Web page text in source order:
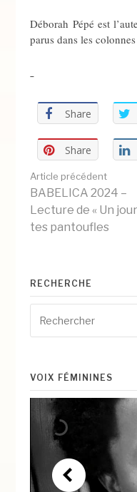
Déborah Pépé est
parus dans les
Share
Share
Lire
la
suite
Article précédent
BABELICA 2024 –
Lecture de « Un
tes pantoufles
RECHERCHE
pour
:
VOIX FÉMININES